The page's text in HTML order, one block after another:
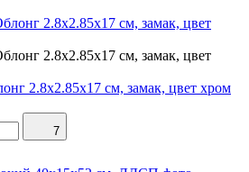
2.8х2.85х17 см, замак, цвет хром
7